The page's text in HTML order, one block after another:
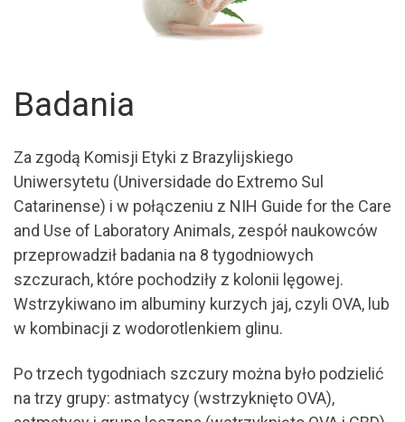
Badania
Za zgodą Komisji Etyki z Brazylijskiego
Uniwersytetu (Universidade do Extremo Sul
Catarinense) i w połączeniu z NIH Guide for the Care
and Use of Laboratory Animals, zespół naukowców
przeprowadził badania na 8 tygodniowych
szczurach, które pochodziły z kolonii lęgowej.
Wstrzykiwano im albuminy kurzych jaj, czyli OVA, lub
w kombinacji z wodorotlenkiem glinu.
Po trzech tygodniach szczury można było podzielić
na trzy grupy: astmatycy (wstrzyknięto OVA),